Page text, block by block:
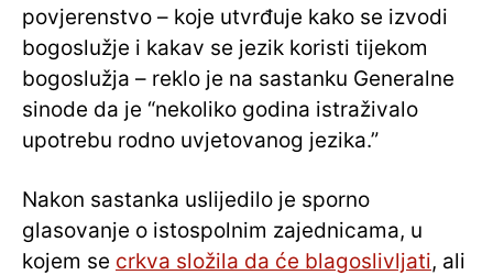
povjerenstvo – koje utvrđuje kako se izvodi
bogoslužje i kakav se jezik koristi tijekom
bogoslužja – reklo je na sastanku Generalne
sinode da je “nekoliko godina istraživalo
upotrebu rodno uvjetovanog jezika.”
Nakon sastanka uslijedilo je sporno
glasovanje o istospolnim zajednicama, u
kojem se crkva složila da će blagoslivljati, ali